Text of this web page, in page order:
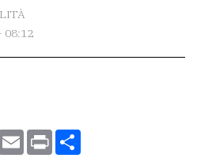
08:12
EmailPrint